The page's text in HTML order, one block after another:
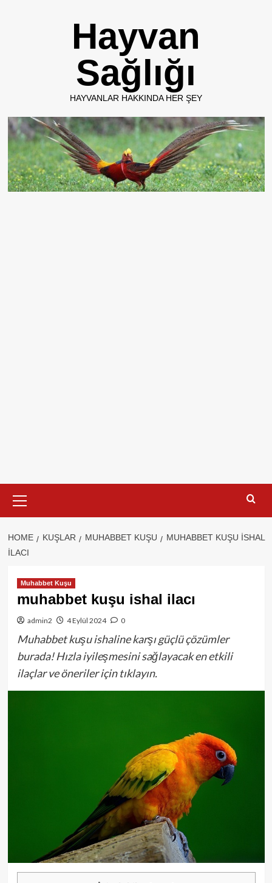
Hayvan
Sağlığı
HAYVANLAR HAKKINDA HER ŞEY
Menu
HOME KUŞLAR MUHABBET KUŞU
MUHABBET KUŞU ISHAL
ILACI
Muhabbet Kuşu
muhabbet kuşu ishal ilacı
admin2 4 Eylül 2024 0
Muhabbet kuşu ishaline karşı güçlü çözümler
burada! Hızla iyileşmesini sağlayacak en etkili
ilaçlar ve öneriler için tıklayın.